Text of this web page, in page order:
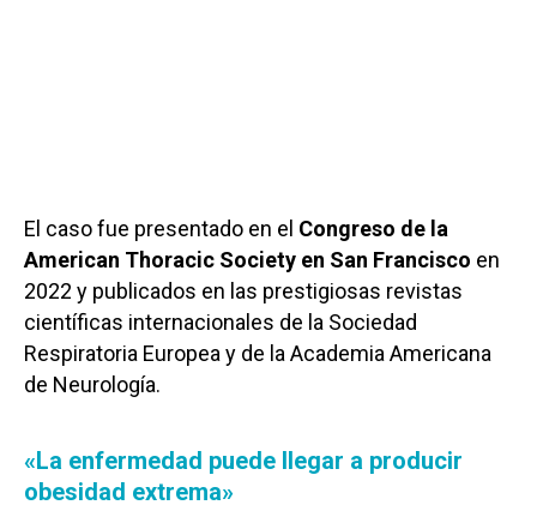
El caso fue presentado en el Congreso de la
American Thoracic Society en San Francisco en
2022 y publicados en las prestigiosas revistas
científicas internacionales de la Sociedad
Respiratoria Europea y de la Academia Americana
de Neurología.
«La enfermedad puede llegar a producir
obesidad extrema»